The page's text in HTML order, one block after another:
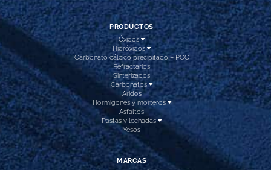
PRODUCTOS
Óxidos
Hidróxidos
Carbonato cálcico precipitado – PCC
Refractarios
Sinterizados
Carbonatos
Áridos
Hormigones y morteros
Asfaltos
Pastas y lechadas
Yesos
MARCAS